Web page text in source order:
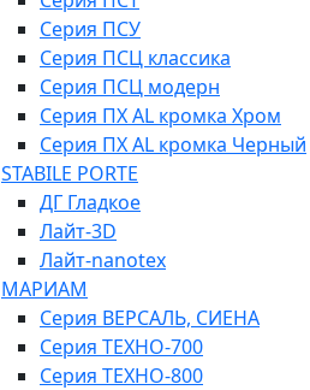
Серия ПСУ
Серия ПСЦ классика
Серия ПСЦ модерн
Серия ПХ AL кромка Хром
Серия ПХ AL кромка Черный
STABILE PORTE
ДГ Гладкое
Лайт-3D
Лайт-nanotex
МАРИАМ
Серия ВЕРСАЛЬ, СИЕНА
Серия ТЕХНО-700
Серия ТЕХНО-800